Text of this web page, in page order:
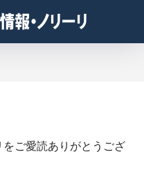
ご愛読ありがとうござ